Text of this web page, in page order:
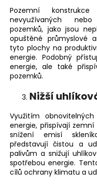
Pozemní
nevyužívaných
pozemků, jako jsou
opuštěné průmyslové
tyto plochy na
energie. Podobný
energie, ale také
pozemků.
Nižší
Využitím
energie, přispívají
snížení emisí
představují čistou a
palivům a snižují
spotřebou energie.
cílů ochrany klimatu a